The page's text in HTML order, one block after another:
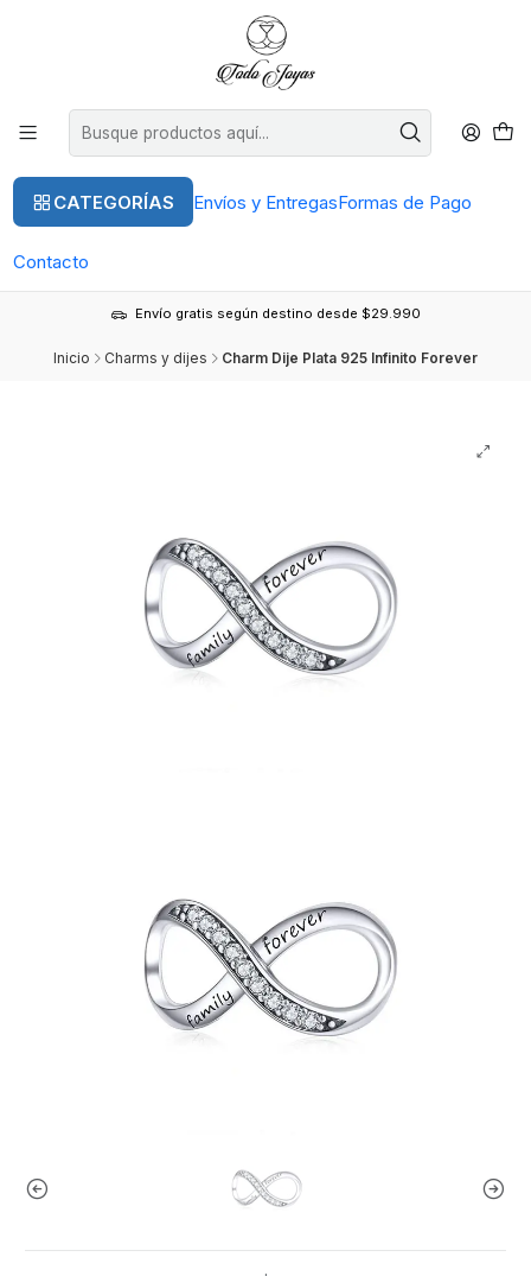
CATEGORÍAS Envíos y EntregasFormas de Pago
Contacto
Envío gratis según destino desde $29.990
Inicio Charms y dijes Charm Dije Plata 925 Infinito Forever